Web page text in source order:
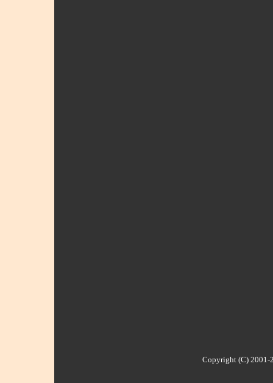
Copyright (C) 2001-